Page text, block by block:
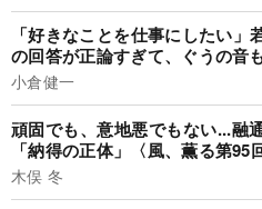
「好きなことを仕事にしたい」
の回答が正論すぎて、ぐうの音
小倉健一
頑固でも、意地悪でもない...融
「納得の正体」〈風、薫る第95
木俣 冬